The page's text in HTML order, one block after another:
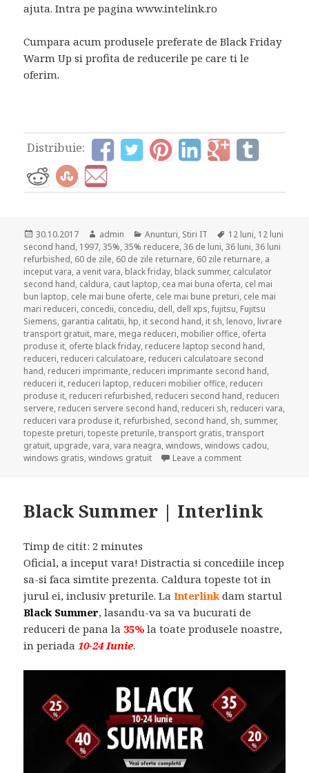
ajuta. Intra pe pagina www.intelink.ro
Cumpara acum produsele preferate de Black Friday
Warm Up si profita de reducerile pe care ti le
oferim.
Distribuie:
Posted
on
30.10.2017 Author
admin Categories
Anunturi, Stiri IT Tags
12 luni, 12 luni
second hand, 1997,35%,35% reducere,36 de luni,36 luni,36 luni
refurbished, 60 de zile, 60 de zile returnare, 60 zile returnare, a
inceput vara, a venit vara, black friday, black summer, calculator
second hand, caldura, caut laptop, cea mai buna oferta, cel mai
bun laptop, cele mai bune oferte, cele mai bune preturi, cele mai
mari reduceri, concedii, concediu, dell, dell xps,fujitsu, Fujitsu
Siemens, garantia calitatii, hp, it second hand, it sh, lenovo, livrare
transport gratuit, mare, mega reduceri, mobilier office, oferta
produse it, oferte black friday, reducere laptop second hand,
reduceri, reduceri calculatoare, reduceri calculatoare second
hand, reduceri imprimante, reduceri imprimante second hand,
reduceri it, reduceri laptop, reduceri mobilier office, reduceri
produse it, reduceri refurbished, reduceri second hand, reduceri
servere, reduceri servere second hand, reduceri sh, reduceri vara,
reduceri vara produse it, refurbished, second hand, sh, summer,
topeste preturi,topeste preturile,transport gratis,transport
gratuit, upgrade,vara,vara neagra,windows,windows cadou,
windows gratis,windows gratuit Leave a commenton BLACK
Black Summer | Interlink
Timp de citit: 2 minutes
Oficial, a inceput vara! Distractia si concediile incep
sa-si faca simtite prezenta. Caldura topeste tot in
jurul ei, inclusiv preturile. LaInterlink dam startul
Black Summer, lasandu-va sa va bucurati de
reduceri de pana la35% la toate produsele noastre,
in periada 10-24 Iunie.